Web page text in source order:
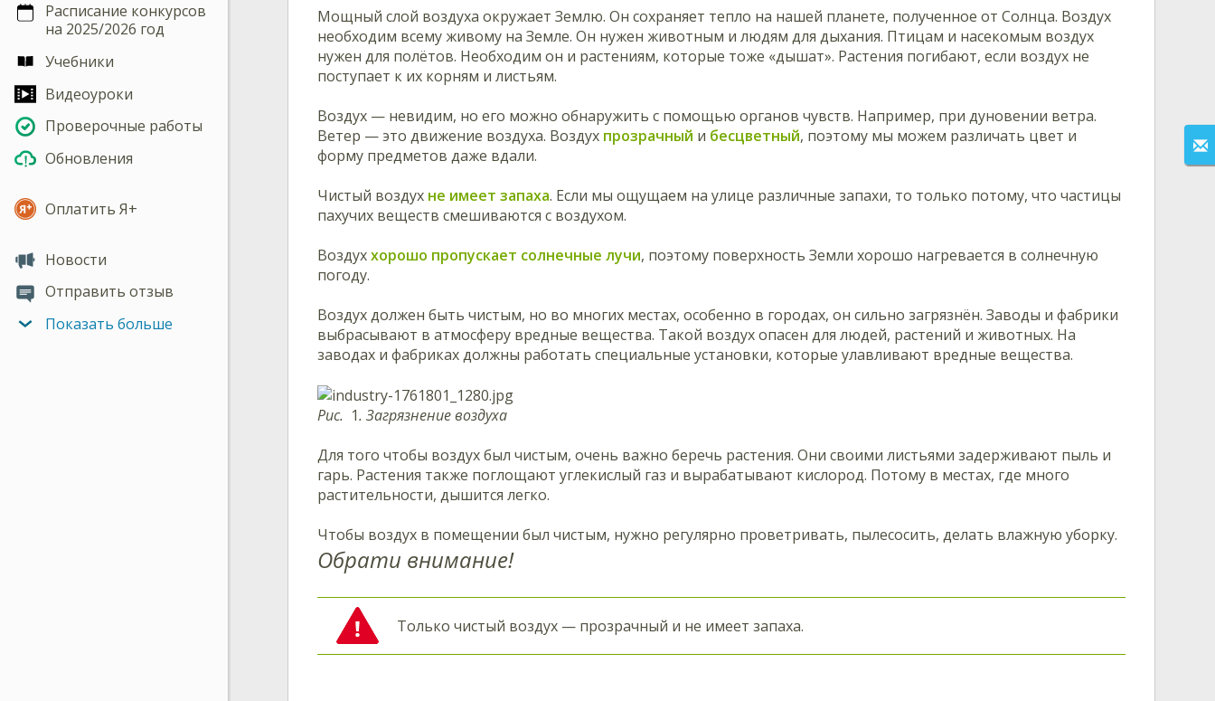
Расписание конкурсов
на 2025/2026 год
Учебники
Видеоуроки
Проверочные работы
Обновления
Оплатить Я+
Новости
Отправить отзыв
Показать больше
Мощный слой воздуха окружает Землю. Он сохраняет тепло на нашей планете, полученное от Солнца. Воздух
необходим всему живому на Земле. Он нужен животным и людям для дыхания. Птицам и насекомым воздух
нужен для полётов. Необходим он и растениям, которые тоже «дышат». Растения погибают, если воздух не
поступает к их корням и листьям.
Воздух — невидим, но его можно обнаружить с помощью органов чувств. Например, при дуновении ветра.
Ветер — это движение воздуха. Воздух прозрачный и бесцветный, поэтому мы можем различать цвет и
форму предметов даже вдали.
Чистый воздух не имеет запаха. Если мы ощущаем на улице различные запахи, то только потому, что частицы
пахучих веществ смешиваются с воздухом.
Воздуххорошо пропускает солнечные лучи, поэтому поверхность Земли хорошо нагревается в солнечную
погоду.
Воздух должен быть чистым, но во многих местах, особенно в городах, он сильно загрязнён. Заводы и фабрики
выбрасывают в атмосферу вредные вещества. Такой воздух опасен для людей, растений и животных. На
заводах и фабриках должны работать специальные установки, которые улавливают вредные вещества.
Рис. 1. Загрязнение воздуха
Для того чтобы воздух был чистым, очень важно беречь растения. Они своими листьями задерживают пыль и
гарь. Растения также поглощают углекислый газ и вырабатывают кислород. Потому в местах, где много
растительности, дышится легко.
Чтобы воздух в помещении был чистым, нужно регулярно проветривать, пылесосить, делать влажную уборку.
Обрати внимание!
Только чистый воздух — прозрачный и не имеет запаха.